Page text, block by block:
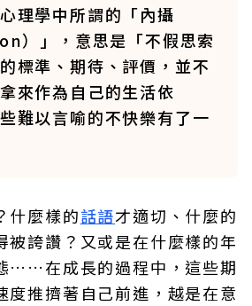
理學中所謂的「內攝
）」，意思是「不假思索
標準、期待、評價，並不
來作為自己的生活依
難以言喻的不快樂有了一
什麼樣的話語才適切、什麼的
被誇讚？又或是在什麼樣的年
……在成長的過程中，這些期
度推擠著自己前進，越是在意